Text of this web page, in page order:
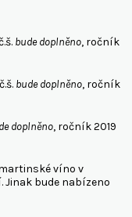
bude doplněno, ročník
bude doplněno, ročník
doplněno, ročník 2019
víno v
bude nabízeno